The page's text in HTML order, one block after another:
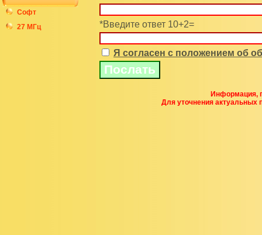
Софт
27 МГц
*Введите ответ 10+2=
Я согласен с положением об
Информация,
Для уточнения актуальных